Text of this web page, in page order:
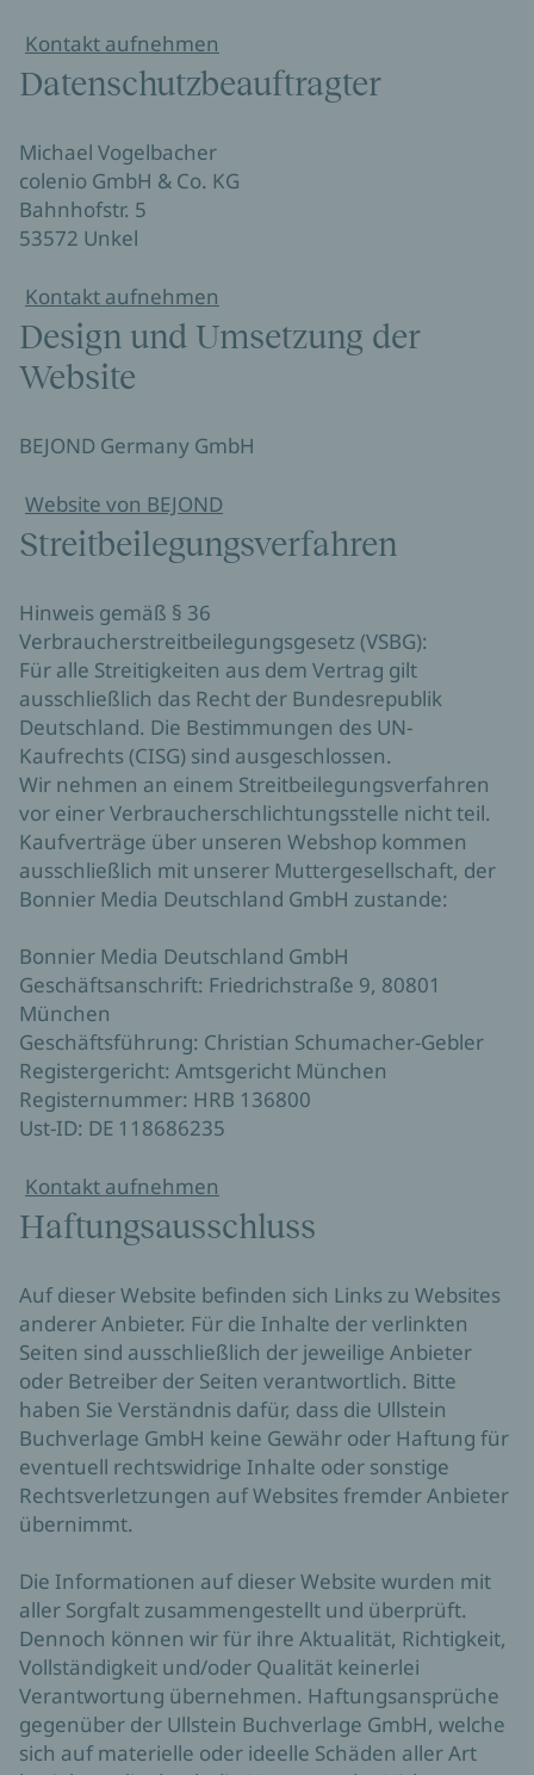
Kontakt aufnehmen
Datenschutzbeauftragter
Michael Vogelbacher
colenio GmbH & Co. KG
Bahnhofstr. 5
53572 Unkel
Kontakt aufnehmen
Design und Umsetzung der
Website
BEJOND Germany GmbH
Website von BEJOND
Streitbeilegungsverfahren
Hinweis gemäß § 36
Verbraucherstreitbeilegungsgesetz (VSBG):
Für alle Streitigkeiten aus dem Vertrag gilt
ausschließlich das Recht der Bundesrepublik
Deutschland. Die Bestimmungen des UN-
Kaufrechts (CISG) sind ausgeschlossen.
Wir nehmen an einem Streitbeilegungsverfahren
vor einer Verbraucherschlichtungsstelle nicht teil.
Kaufverträge über unseren Webshop kommen
ausschließlich mit unserer Muttergesellschaft, der
Bonnier Media Deutschland GmbH zustande:
Bonnier Media Deutschland GmbH
Geschäftsanschrift: Friedrichstraße 9, 80801
München
Geschäftsführung: Christian Schumacher-Gebler
Registergericht: Amtsgericht München
Registernummer: HRB 136800
Ust-ID: DE 118686235
Kontakt aufnehmen
Haftungsausschluss
Auf dieser Website befinden sich Links zu Websites
anderer Anbieter. Für die Inhalte der verlinkten
Seiten sind ausschließlich der jeweilige Anbieter
oder Betreiber der Seiten verantwortlich. Bitte
haben Sie Verständnis dafür, dass die Ullstein
Buchverlage GmbH keine Gewähr oder Haftung für
eventuell rechtswidrige Inhalte oder sonstige
Rechtsverletzungen auf Websites fremder Anbieter
übernimmt.
Die Informationen auf dieser Website wurden mit
aller Sorgfalt zusammengestellt und überprüft.
Dennoch können wir für ihre Aktualität, Richtigkeit,
Vollständigkeit und/oder Qualität keinerlei
Verantwortung übernehmen. Haftungsansprüche
gegenüber der Ullstein Buchverlage GmbH, welche
sich auf materielle oder ideelle Schäden aller Art